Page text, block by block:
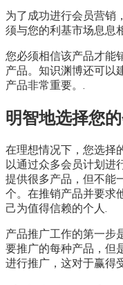
为了成功进行会员营销
须与您的利基市场息息
您必须相信该产品才能
产品。知识渊博还可以
产品非常重要。.
明智地选择您
在理想情况下，您选择
以通过众多会员计划进
提供很多产品，但不能
个。在推销产品并要求
己为值得信赖的个人.
产品推广工作的第一步
要推广的每种产品，但
进行推广，这对于赢得